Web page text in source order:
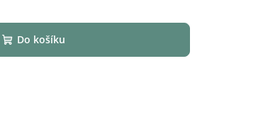
Do košíku